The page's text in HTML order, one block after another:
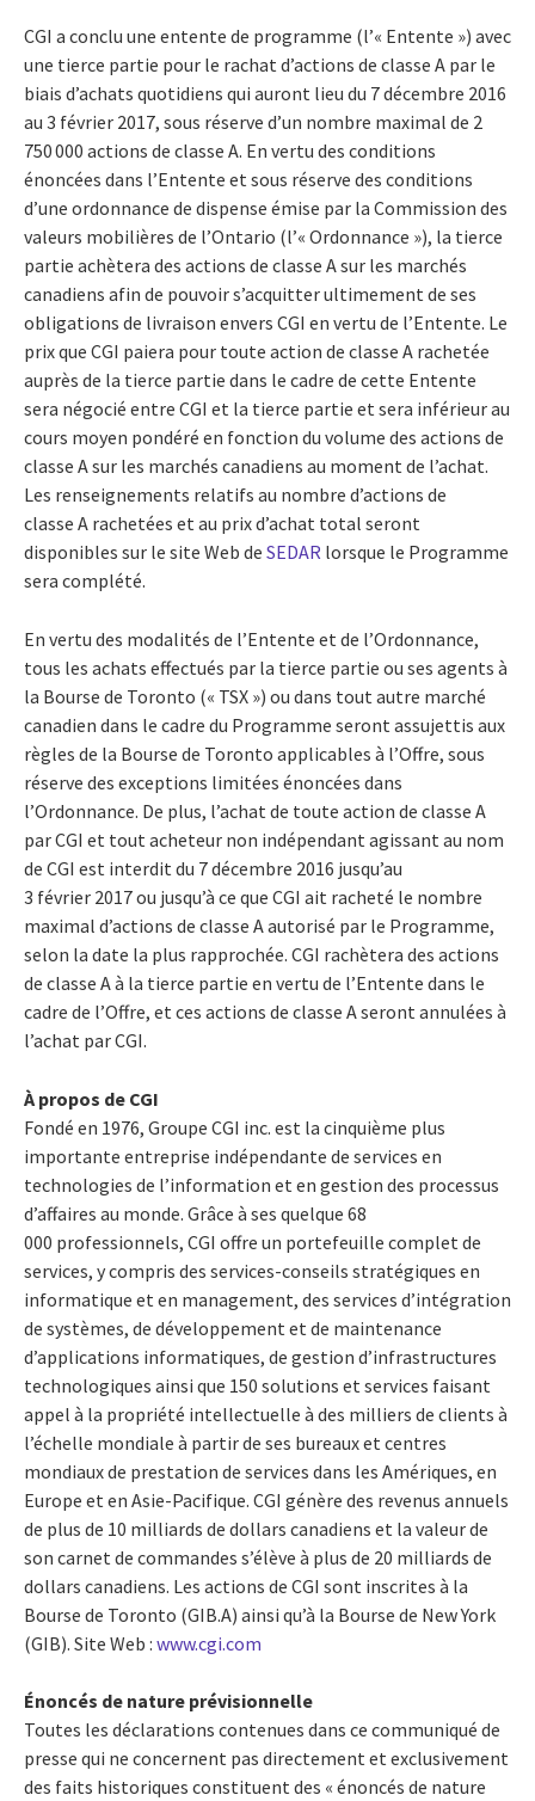
CGI a conclu une entente de programme (l’« Entente ») avec
une tierce partie pour le rachat d’actions de classe A par le
biais d’achats quotidiens qui auront lieu du 7 décembre 2016
au 3 février 2017, sous réserve d’un nombre maximal de 2
750 000 actions de classe A. En vertu des conditions
énoncées dans l’Entente et sous réserve des conditions
d’une ordonnance de dispense émise par la Commission des
valeurs mobilières de l’Ontario (l’« Ordonnance »), la tierce
partie achètera des actions de classe A sur les marchés
canadiens afin de pouvoir s’acquitter ultimement de ses
obligations de livraison envers CGI en vertu de l’Entente. Le
prix que CGI paiera pour toute action de classe A rachetée
auprès de la tierce partie dans le cadre de cette Entente
sera négocié entre CGI et la tierce partie et sera inférieur au
cours moyen pondéré en fonction du volume des actions de
classe A sur les marchés canadiens au moment de l’achat.
Les renseignements relatifs au nombre d’actions de
classe A rachetées et au prix d’achat total seront
disponibles sur le site Web de SEDAR lorsque le Programme
sera complété.
En vertu des modalités de l’Entente et de l’Ordonnance,
tous les achats effectués par la tierce partie ou ses agents à
la Bourse de Toronto (« TSX ») ou dans tout autre marché
canadien dans le cadre du Programme seront assujettis aux
règles de la Bourse de Toronto applicables à l’Offre, sous
réserve des exceptions limitées énoncées dans
l’Ordonnance. De plus, l’achat de toute action de classe A
par CGI et tout acheteur non indépendant agissant au nom
de CGI est interdit du 7 décembre 2016 jusqu’au
3 février 2017 ou jusqu’à ce que CGI ait racheté le nombre
maximal d’actions de classe A autorisé par le Programme,
selon la date la plus rapprochée. CGI rachètera des actions
de classe A à la tierce partie en vertu de l’Entente dans le
cadre de l’Offre, et ces actions de classe A seront annulées à
l’achat par CGI.
À propos de CGI
Fondé en 1976, Groupe CGI inc. est la cinquième plus
importante entreprise indépendante de services en
technologies de l’information et en gestion des processus
d’affaires au monde. Grâce à ses quelque 68
000 professionnels, CGI offre un portefeuille complet de
services, y compris des services-conseils stratégiques en
informatique et en management, des services d’intégration
de systèmes, de développement et de maintenance
d’applications informatiques, de gestion d’infrastructures
technologiques ainsi que 150 solutions et services faisant
appel à la propriété intellectuelle à des milliers de clients à
l’échelle mondiale à partir de ses bureaux et centres
mondiaux de prestation de services dans les Amériques, en
Europe et en Asie-Pacifique. CGI génère des revenus annuels
de plus de 10 milliards de dollars canadiens et la valeur de
son carnet de commandes s’élève à plus de 20 milliards de
dollars canadiens. Les actions de CGI sont inscrites à la
Bourse de Toronto (GIB.A) ainsi qu’à la Bourse de New York
(GIB). Site Web : www.cgi.com
Énoncés de nature prévisionnelle
Toutes les déclarations contenues dans ce communiqué de
presse qui ne concernent pas directement et exclusivement
des faits historiques constituent des « énoncés de nature